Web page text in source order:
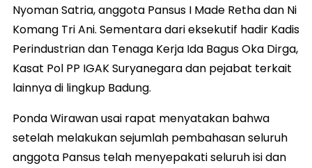
Nyoman Satria, anggota Pansus I Made Retha dan Ni
Komang Tri Ani. Sementara dari eksekutif hadir Kadis
Perindustrian dan Tenaga Kerja Ida Bagus Oka Dirga,
Kasat Pol PP IGAK Suryanegara dan pejabat terkait
lainnya di lingkup Badung.
Ponda Wirawan usai rapat menyatakan bahwa
setelah melakukan sejumlah pembahasan seluruh
anggota Pansus telah menyepakati seluruh isi dan